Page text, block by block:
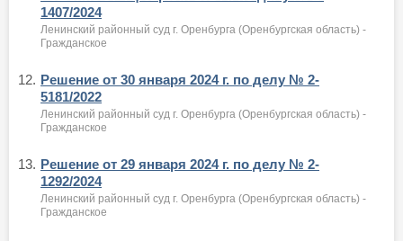
1407/2024
Ленинский районный суд г. Оренбурга (Оренбургская область) -
Гражданское
12. Решение от 30 января 2024 г. по делу № 2-
5181/2022
Ленинский районный суд г. Оренбурга (Оренбургская область) -
Гражданское
13. Решение от 29 января 2024 г. по делу № 2-
1292/2024
Ленинский районный суд г. Оренбурга (Оренбургская область) -
Гражданское